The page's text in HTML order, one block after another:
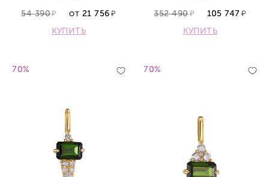
54 390 ОТ 21 756
КУПИТЬ
352 490
105 747
КУПИТЬ
70% 70%